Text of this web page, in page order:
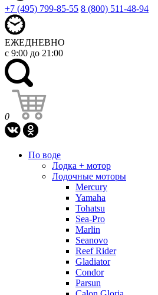
+7 (495) 799-85-55 8 (800) 511-48-94
ЕЖЕДНЕВНО
с 9:00 до 21:00
0
По воде
Лодка + мотор
Лодочные моторы
Mercury
Yamaha
Tohatsu
Sea-Pro
Marlin
Seanovo
Reef Rider
Gladiator
Condor
Parsun